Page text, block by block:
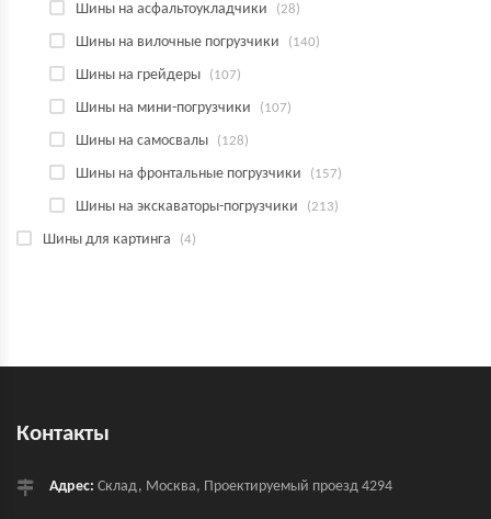
Шины на асфальтоукладчики (28)
Шины на вилочные погрузчики (140)
Шины на грейдеры (107)
Шины на мини-погрузчики (107)
Шины на самосвалы (128)
Шины на фронтальные погрузчики (157)
Шины на экскаваторы-погрузчики (213)
Шины для картинга (4)
Контакты
Адрес: Склад, Москва, Проектируемый проезд 4294